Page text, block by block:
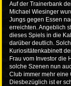
Auf der Trainerbank
Michael Wiesinger
Jungs gegen Essen
erreichten. Angeblich
dieses Spiels in die
darüber deutlich.
Kuriositätenkabinett
Frau vom Investor die
solche Szenen nun
Club immer mehr eine
Diesbezüglich ist er